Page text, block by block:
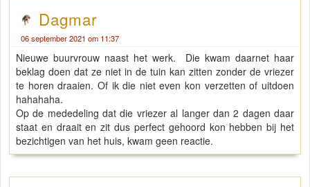
Dagmar
06 september 2021 om 11:37
Nieuwe buurvrouw naast het werk. Die kwam daarnet haar
beklag doen dat ze niet in de tuin kan zitten zonder de vriezer
te horen draaien. Of ik die niet even kon verzetten of uitdoen
hahahaha.
Op de mededeling dat die vriezer al langer dan 2 dagen daar
staat en draait en zit dus perfect gehoord kon hebben bij het
bezichtigen van het huis, kwam geen reactie.